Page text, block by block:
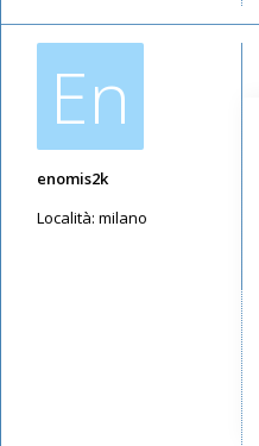
En
enomis2k
Località: milano